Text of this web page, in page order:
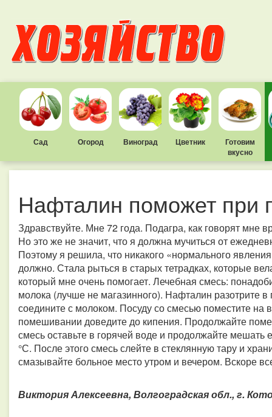
Сад Огород Виноград Цветник
Готовим
вкусно
Нафталин поможет при
Здравствуйте. Мне 72 года. Подагра, как говорят мне
Но это же не значит, что я должна мучиться от
Поэтому я решила, что никакого «нормального
должно. Стала рыться в старых тетрадках, которые
который мне очень помогает. Лечебная смесь:
молока (лучше не магазинного). Нафталин разотрите
соедините с молоком. Посуду со смесью поместите на
помешивании доведите до кипения. Продолжайте
смесь оставьте в горячей воде и продолжайте мешать
°С. После этого смесь слейте в стеклянную тару и
смазывайте больное место утром и вечером. Вскоре
Виктория Алексеевна, Волгоградская обл., г.